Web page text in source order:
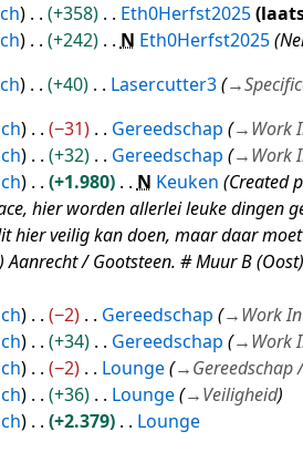
+358
Eth0Herfst2025
+242 N Eth0Herfst2025
+40 Lasercutter3 →
−31 Gereedschap →Work
+32 Gereedschap →Work
+1.980 N Keuken Created
hier worden allerlei leuke dingen
hier veilig kan doen, maar daar
/ Gootsteen. # Muur B
−2 Gereedschap →Work
+34 Gereedschap →Work
−2 Lounge →
+36 Lounge →Veiligheid
+2.379
Lounge